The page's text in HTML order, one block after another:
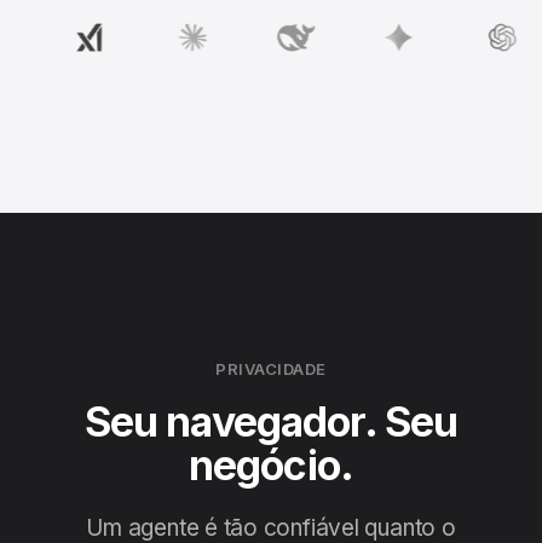
PRIVACIDADE
Seu navegador. Seu
negócio.
Um agente é tão confiável quanto o